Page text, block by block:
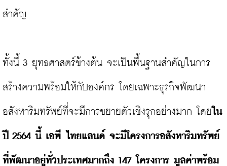
สำคัญ
ทั้งนี้ 3 ยุทธศาสตร์ข้างต้น จะเป็นพื้นฐานสำคัญในการ
สร้างความพร้อมให้กับองค์กร โดยเฉพาะธุรกิจพัฒนา
อสังหาริมทรัพย์ที่จะมีการขยายตัวเชิงรุกอย่างมาก โดย ใน
ปี 2564 นี้ เอพี ไทยแลนด์ จะมีโครงการอสังหาริมทรัพย์
ที่พัฒนาอยู่ทั่วประเทศมากถึง 147 โครงการ มูลค่าพร้อม